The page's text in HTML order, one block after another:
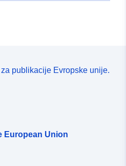
za publikacije Evropske unije.
European Union